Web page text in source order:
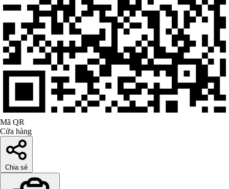
Mã QR
Cửa hàng
Chia sẻ